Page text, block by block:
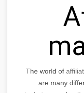
The world of
are many